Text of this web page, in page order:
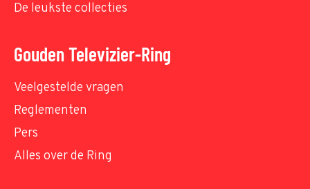
De leukste collecties
Gouden Televizier-Ring
Veelgestelde vragen
Reglementen
Pers
Alles over de Ring